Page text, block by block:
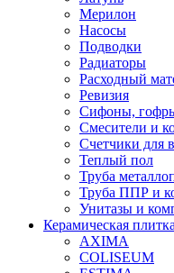
Мерилон
Насосы
Подводки
Радиаторы
Расходный
Ревизия
Сифоны,
Смесители и
Счетчики для
Теплый пол
Труба
Труба ППР и
Унитазы и
Керамическая плитка
AXIMA
COLISEUM